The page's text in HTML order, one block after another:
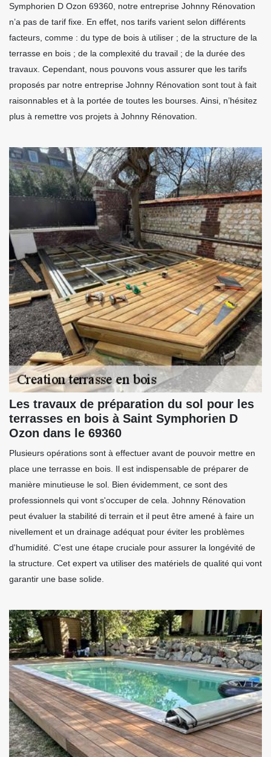
Symphorien D Ozon 69360, notre entreprise Johnny Rénovation
n’a pas de tarif fixe. En effet, nos tarifs varient selon différents
facteurs, comme : du type de bois à utiliser ; de la structure de la
terrasse en bois ; de la complexité du travail ; de la durée des
travaux. Cependant, nous pouvons vous assurer que les tarifs
proposés par notre entreprise Johnny Rénovation sont tout à fait
raisonnables et à la portée de toutes les bourses. Ainsi, n’hésitez
plus à remettre vos projets à Johnny Rénovation.
Les travaux de préparation du sol pour les
terrasses en bois à Saint Symphorien D
Ozon dans le 69360
Plusieurs opérations sont à effectuer avant de pouvoir mettre en
place une terrasse en bois. Il est indispensable de préparer de
manière minutieuse le sol. Bien évidemment, ce sont des
professionnels qui vont s'occuper de cela. Johnny Rénovation
peut évaluer la stabilité di terrain et il peut être amené à faire un
nivellement et un drainage adéquat pour éviter les problèmes
d'humidité. C'est une étape cruciale pour assurer la longévité de
la structure. Cet expert va utiliser des matériels de qualité qui vont
garantir une base solide.